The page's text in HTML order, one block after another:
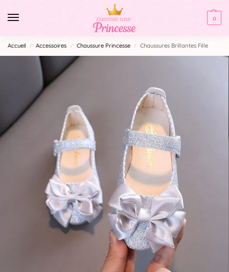
0
Accueil / Accessoires / Chaussure Princesse / Chaussures Brillantes Fille